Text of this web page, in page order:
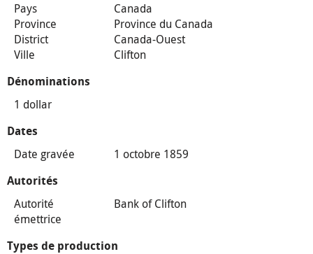
Pays
Canada
Province
Province du Canada
District
Canada-Ouest
Ville
Clifton
Dénominations
1 dollar
Dates
Date gravée 1 octobre 1859
Autorités
Autorité
émettrice
Bank of Clifton
Types de production